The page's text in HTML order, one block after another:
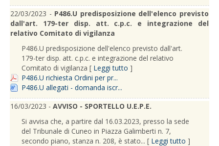
22/03/2023 - P486.U predisposizione dell'elenco previsto
dall'art. 179-ter disp. att. c.p.c. e integrazione del
relativo Comitato di vigilanza
P486.U predisposizione dell'elenco previsto dall'art.
179-ter disp. att. c.p.c. e integrazione del relativo
Comitato di vigilanza [ Leggi tutto ]
P486.U richiesta Ordini per pr...
P486.U allegati - domanda iscr...
16/03/2023 - AVVISO - SPORTELLO U.E.P.E.
Si avvisa che, a partire dal 16.03.2023, presso la sede
del Tribunale di Cuneo in Piazza Galimberti n. 7,
secondo piano, stanza n. 208, è stato... [ Leggi tutto ]